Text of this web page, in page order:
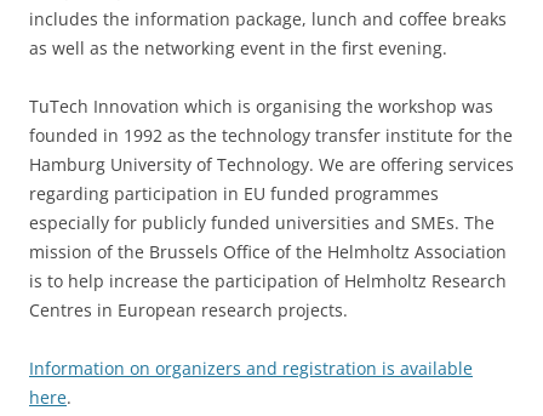
includes the information package, lunch and coffee breaks
as well as the networking event in the first evening.
TuTech Innovation which is organising the workshop was
founded in 1992 as the technology transfer institute for the
Hamburg University of Technology. We are offering services
regarding participation in EU funded programmes
especially for publicly funded universities and SMEs. The
mission of the Brussels Office of the Helmholtz Association
is to help increase the participation of Helmholtz Research
Centres in European research projects.
Information on organizers and registration is available
here.